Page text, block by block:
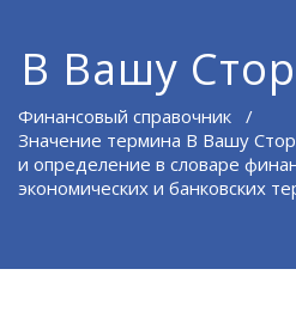
В Вашу
Финансовый справочник /
Значение термина В Вашу
и определение в словаре
экономических и банковских